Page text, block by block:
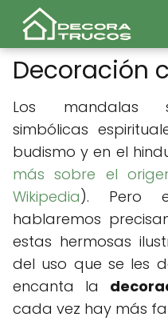
Decoración
Los mandalas
simbólicas
budismo y en el
más sobre el
Wikipedia). Pero
hablaremos
estas hermosas
del uso que se les
encanta la
cada vez hay más